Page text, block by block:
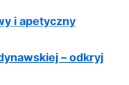
i apetyczny
– odkryj